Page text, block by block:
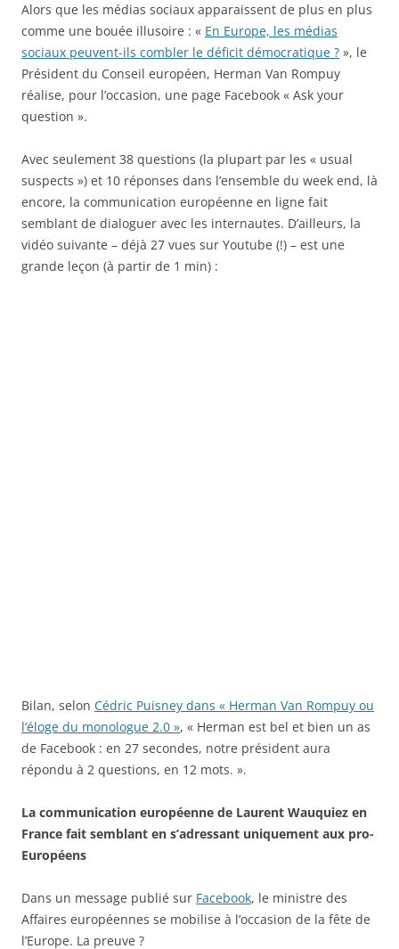
Alors que les médias sociaux apparaissent de plus en plus
comme une bouée illusoire : « En Europe, les médias
sociaux peuvent-ils combler le déficit démocratique ? », le
Président du Conseil européen, Herman Van Rompuy
réalise, pour l’occasion, une page Facebook « Ask your
question ».
Avec seulement 38 questions (la plupart par les « usual
suspects ») et 10 réponses dans l’ensemble du week end, là
encore, la communication européenne en ligne fait
semblant de dialoguer avec les internautes. D’ailleurs, la
vidéo suivante – déjà 27 vues sur Youtube (!) – est une
grande leçon (à partir de 1 min) :
Bilan, selon Cédric Puisney dans « Herman Van Rompuy ou
l’éloge du monologue 2.0 », « Herman est bel et bien un as
de Facebook : en 27 secondes, notre président aura
répondu à 2 questions, en 12 mots. ».
La communication européenne de Laurent Wauquiez en
France fait semblant en s’adressant uniquement aux pro-
Européens
Dans un message publié sur Facebook, le ministre des
Affaires européennes se mobilise à l’occasion de la fête de
l’Europe. La preuve ?